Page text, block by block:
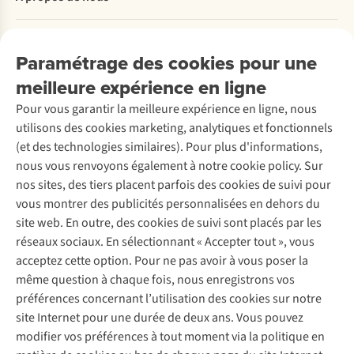
Paramétrage des cookies pour une
meilleure expérience en ligne
Pour vous garantir la meilleure expérience en ligne, nous
utilisons des cookies marketing, analytiques et fonctionnels
(et des technologies similaires). Pour plus d'informations,
nous vous renvoyons également à notre cookie policy. Sur
nos sites, des tiers placent parfois des cookies de suivi pour
vous montrer des publicités personnalisées en dehors du
site web. En outre, des cookies de suivi sont placés par les
réseaux sociaux. En sélectionnant « Accepter tout », vous
acceptez cette option. Pour ne pas avoir à vous poser la
même question à chaque fois, nous enregistrons vos
préférences concernant l’utilisation des cookies sur notre
site Internet pour une durée de deux ans. Vous pouvez
modifier vos préférences à tout moment via la politique en
Commander
Payer
Retourner
Rétractation d'une commande
Entretien & réparations
Garantie
Contactez-nous
Entreprise responsable
À propos d’Ayacucho
Nos magasins
À propos d’A.S.Adventure
Déclaration d'accessibilité
Location / Location sports d’hiver
Seconde-main
Entretien de ski
Service de lavage
Entretien de chaussures
Réparation de chaussures
Réparation de vêtements
Retouches
Pour les entreprises
Découvrez
A.S.Magazine
Explore Camp
Expertise & conseils
Abonnez-vous à la newsletter
Suivez-nous
Mentions légales Politique de confidentialité